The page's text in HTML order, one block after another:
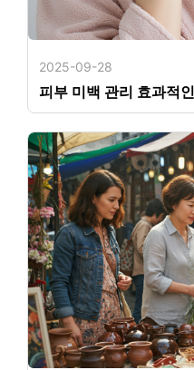
2025-09-28
피부 미백 관리 효과적